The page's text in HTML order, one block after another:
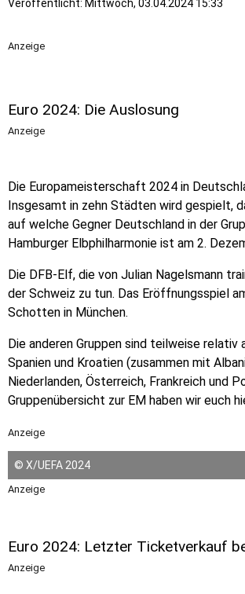
Veröffentlicht: Mittwoch, 03.04.2024 15:33
Anzeige
Euro 2024: Die Auslosung
Anzeige
Die Europameisterschaft 2024 in
Insgesamt in zehn Städten wird gespielt,
auf welche Gegner Deutschland in der
Hamburger Elbphilharmonie ist am 2.
Die DFB-Elf, die von Julian Nagelsmann
der Schweiz zu tun. Das Eröffnungsspiel
Schotten in München.
Die anderen Gruppen sind teilweise
Spanien und Kroatien (zusammen mit
Niederlanden, Österreich, Frankreich und
Gruppenübersicht zur EM haben wir euch
Anzeige
© X/UEFA 2024
Anzeige
Euro 2024: Letzter Ticketverkauf
Anzeige